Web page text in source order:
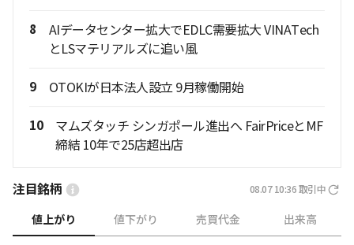
8
AIデータセンター拡大でEDLC需要拡大 VINATech
とLSマテリアルズに追い風
9 OTOKIが日本法人設立 9月稼働開始
10
マムズタッチ シンガポール進出へ FairPriceとMF
締結 10年で25店超出店
注目銘柄 08.07 10:36 取引中
値上がり 値下がり 売買代金 出来高